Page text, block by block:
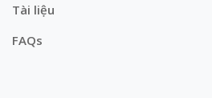
Tài liệu
FAQs